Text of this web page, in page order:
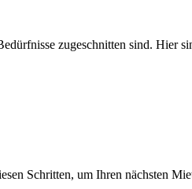
zugeschnitten sind. Hier
Schritten, um Ihren nächsten